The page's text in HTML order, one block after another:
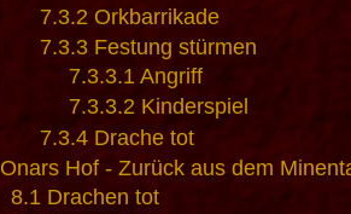
7.3.2 Orkbarrikade
7.3.3 Festung stürmen
7.3.3.1 Angriff
7.3.3.2 Kinderspiel
7.3.4 Drache tot
Onars Hof - Zurück aus dem
8.1 Drachen tot